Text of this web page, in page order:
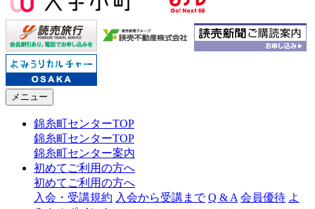
メニュー
錦糸町センターTOP
錦糸町センターTOP
錦糸町センター案内
初めてご利用の方へ
初めてご利用の方へ
入会・受講規約 入会から受講まで Q & A 会員優待 よ